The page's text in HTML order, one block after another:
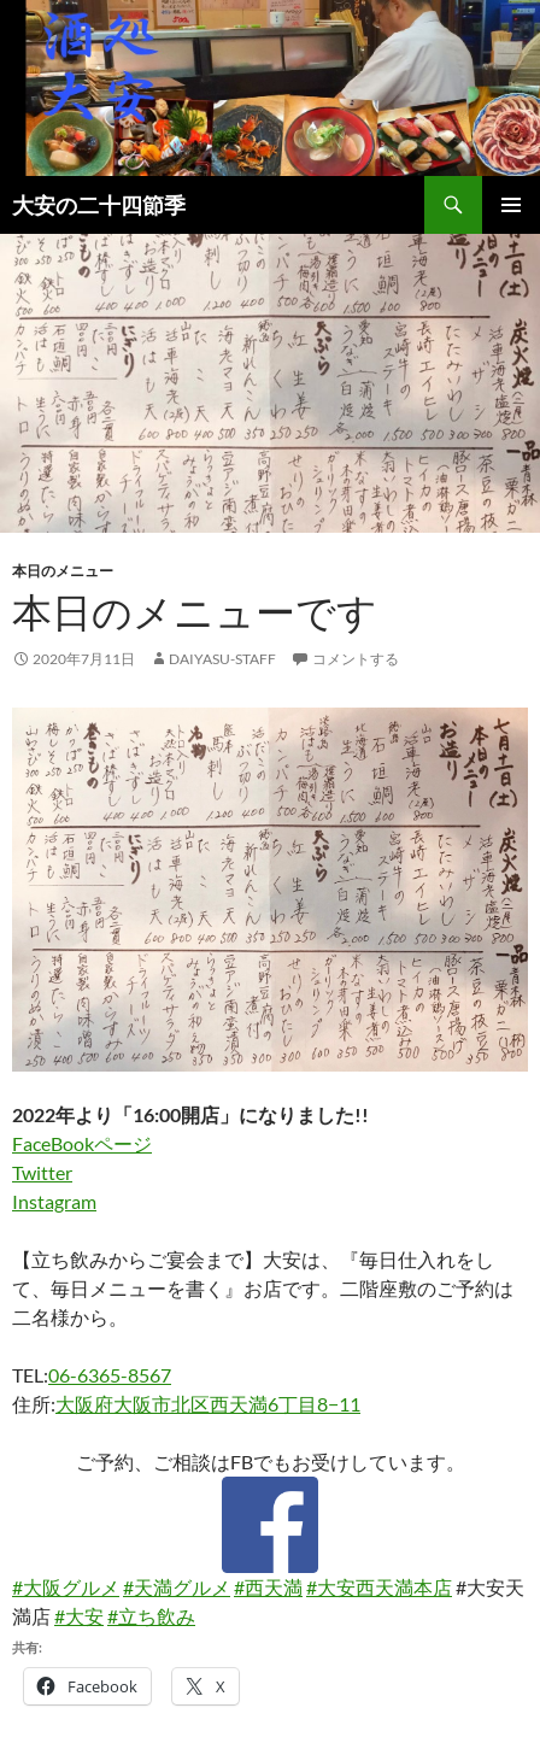
大安の二十四節季
検
索
メインメ
ニュー
ン
テ
ン
ツ
へ
ス
キ
ッ
プ
本日のメニュー
本日のメニューです
2020年7月11日 DAIYASU-STAFF コメントする
2022年より「16:00開店」になりました!!
FaceBookページ
Twitter
Instagram
【立ち飲みからご宴会まで】大安は、『毎日仕入れをし
て、毎日メニューを書く』お店です。二階座敷のご予約は
二名様から。
TEL:06-6365-8567
住所:大阪府大阪市北区西天満6丁目8−11
ご予約、ご相談はFBでもお受けしています。
#大阪グルメ #天満グルメ #西天満#大安西天満本店#大安天
満店#大安#立ち飲み
共有:
Facebook X